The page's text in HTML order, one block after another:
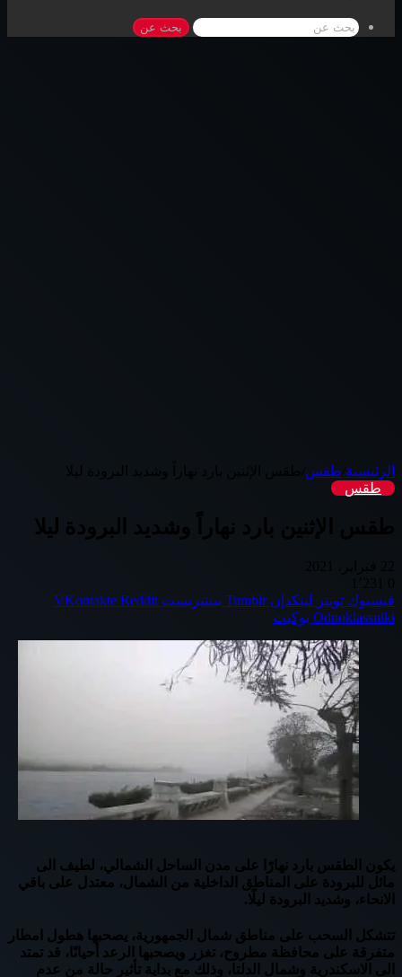
بحث عن
الرئيسية طقس
طقس الإثنين بارد نهاراً وشديد البرودة ليلا
طقس
طقس الإثنين بارد نهاراً وشديد البرودة ليلا
فيسبوك تويتر لينكدإن بينتيريست
Odnoklassniki بوكيت
يكون الطقس بارد نهارًا على مدن الساحل الشمالي، لطيف الى
مائل للبرودة على المناطق الداخلية من الشمال، معتدل على باقي
الانحاء، وشديد البرودة ليلًا.
تتشكل السحب على مناطق شمال الجمهورية، يصحبها هطول امطار
متفرقة على محافظة مطروح، تغزر ويصحبها الرعد أحيانًا، قد تمتد
الى الاسكندرية وشمال الدلتا، وذلك مع بداية تأثير حالة من عدم